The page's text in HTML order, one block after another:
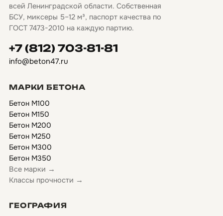
всей Ленинградской области. Собственная
БСУ, миксеры 5–12 м³, паспорт качества по
ГОСТ 7473-2010 на каждую партию.
+7 (812) 703-81-81
info@beton47.ru
МАРКИ БЕТОНА
Бетон М100
Бетон М150
Бетон М200
Бетон М250
Бетон М300
Бетон М350
Все марки →
Классы прочности →
ГЕОГРАФИЯ